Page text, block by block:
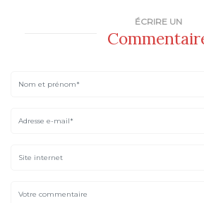
ÉCRIRE UN